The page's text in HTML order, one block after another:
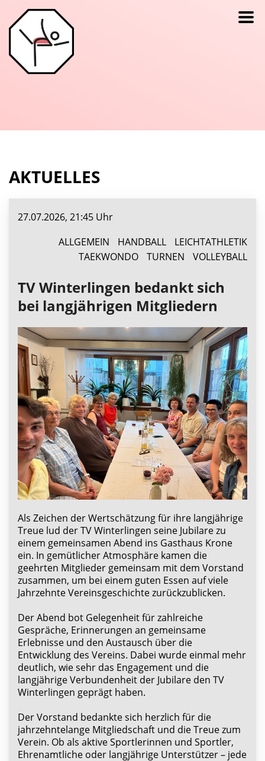
AKTUELLES
27.07.2026, 21:45 Uhr
ALLGEMEIN
HANDBALL
LEICHTATHLETIK
TAEKWONDO
TURNEN VOLLEYBALL
TV Winterlingen bedankt sich
bei langjährigen Mitgliedern
Als Zeichen der Wertschätzung für ihre langjährige
Treue lud der TV Winterlingen seine Jubilare zu
einem gemeinsamen Abend ins Gasthaus Krone
ein. In gemütlicher Atmosphäre kamen die
geehrten Mitglieder gemeinsam mit dem Vorstand
zusammen, um bei einem guten Essen auf viele
Jahrzehnte Vereinsgeschichte zurückzublicken.
Der Abend bot Gelegenheit für zahlreiche
Gespräche, Erinnerungen an gemeinsame
Erlebnisse und den Austausch über die
Entwicklung des Vereins. Dabei wurde einmal mehr
deutlich, wie sehr das Engagement und die
langjährige Verbundenheit der Jubilare den TV
Winterlingen geprägt haben.
Der Vorstand bedankte sich herzlich für die
jahrzehntelange Mitgliedschaft und die Treue zum
Verein. Ob als aktive Sportlerinnen und Sportler,
Ehrenamtliche oder langjährige Unterstützer – jede